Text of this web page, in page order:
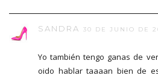
SANDRA 30 DE JUNIO DE
Yo también tengo ganas de
oido hablar taaaan bien de